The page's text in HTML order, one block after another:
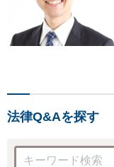
法律Q&Aを探す